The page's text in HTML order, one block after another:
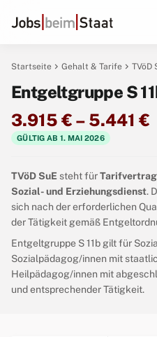
Startseite chevron_right Gehalt & Tarife chevron_right TVöD
Entgeltgruppe S
3.915 € – 5.441 €
GÜLTIG AB 1. MAI 2026
TVöD SuE steht für
Sozial- und Erziehungsdienst.
sich nach der erforderlichen
der Tätigkeit gemäß
Entgeltgruppe S 11b gilt für
Sozialpädagog/innen mit
Heilpädagog/innen mit
und entsprechender Tätigkeit.